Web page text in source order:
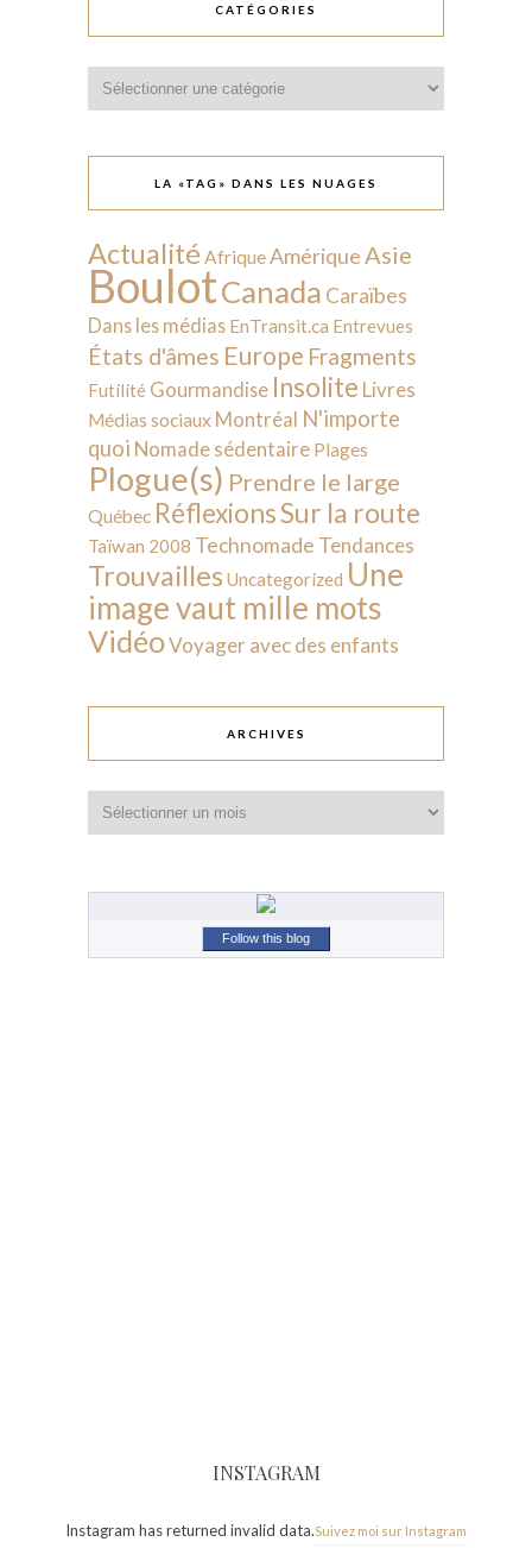
CATÉGORIES
LA «TAG» DANS LES NUAGES
Actualité AfriqueAmérique Asie
BoulotCanada Caraïbes
Dans les médias EnTransit.ca Entrevues
États d'âmes Europe Fragments
Futilité Gourmandise Insolite Livres
Médias sociaux Montréal N'importe
quoi Nomade sédentaire Plages
Plogue(s) Prendre le large
Québec RéflexionsSur la route
Taïwan 2008 Technomade Tendances
Trouvailles Uncategorized Une
image vaut mille mots
VidéoVoyager avec des enfants
ARCHIVES
Follow this blog
INSTAGRAM
Instagram has returned invalid data.Suivez moi sur Instagram